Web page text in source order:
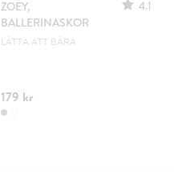
ZOEY,
BALLERINASKOR
4.1
LÄTTA ATT BÄRA
179 kr